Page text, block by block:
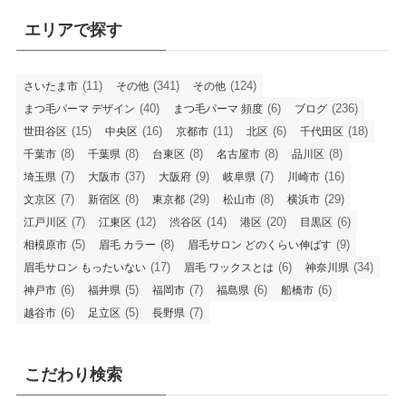
エリアで探す
さいたま市 (11) その他 (341) その他 (124)
まつ毛パーマ デザイン (40) まつ毛パーマ 頻度 (6) ブログ (236)
世田谷区 (15) 中央区 (16) 京都市 (11) 北区 (6) 千代田区 (18)
千葉市 (8) 千葉県 (8) 台東区 (8) 名古屋市 (8) 品川区 (8)
埼玉県 (7) 大阪市 (37) 大阪府 (9) 岐阜県 (7) 川崎市 (16)
文京区 (7) 新宿区 (8) 東京都 (29) 松山市 (8) 横浜市 (29)
江戸川区 (7) 江東区 (12) 渋谷区 (14) 港区 (20) 目黒区 (6)
相模原市 (5) 眉毛 カラー (8) 眉毛サロン どのくらい伸ばす (9)
眉毛サロン もったいない (17) 眉毛 ワックスとは (6) 神奈川県 (34)
神戸市 (6) 福井県 (5) 福岡市 (7) 福島県 (6) 船橋市 (6)
越谷市 (6) 足立区 (5) 長野県 (7)
こだわり検索